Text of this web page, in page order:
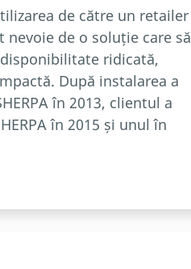
de către un retailer
de o soluție care să
ridicată,
După instalarea a
în 2013, clientul a
în 2015 și unul în